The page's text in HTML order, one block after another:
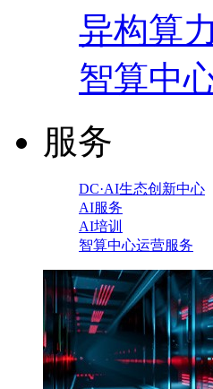
异构算
智算中
服务
DC·AI生态创新中心
AI服务
AI培训
智算中心运营服务